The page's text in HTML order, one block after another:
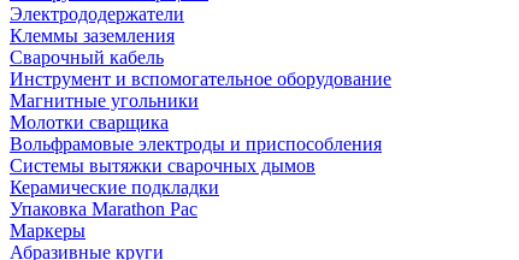
Электрододержатели
Клеммы заземления
Сварочный кабель
Инструмент и вспомогательное оборудование
Магнитные угольники
Молотки сварщика
Вольфрамовые электроды и приспособления
Системы вытяжки сварочных дымов
Керамические подкладки
Упаковка Marathon Pac
Маркеры
Абразивные круги